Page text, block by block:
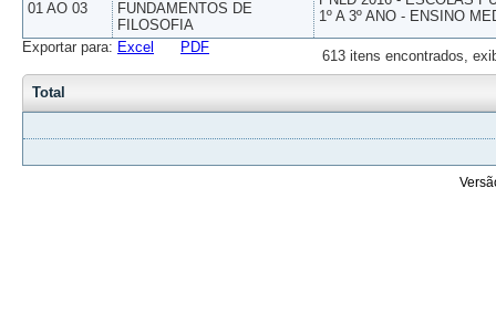
01 AO 03
FUNDAMENTOS DE
FILOSOFIA
1º A 3º ANO - ENSINO
613 itens encontrados,
Exportar para: Excel PDF
Total